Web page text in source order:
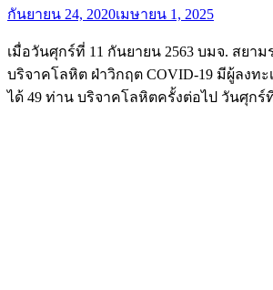
Posted
on
กันยายน 24, 2020เมษายน 1, 2025
เมื่อวันศุกร์ที่ 11 กันยายน 2563 บมจ. สยา
บริจาคโลหิต ฝ่าวิกฤต COVID-19 มีผู้ลงทะ
ได้ 49 ท่าน บริจาคโลหิตครั้งต่อไป วันศุกร์